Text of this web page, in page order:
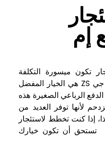
إم
تكون ميسورة التكلفة
وممتعة على الطريق، فإن ام جي ZS هي الخيار المفضل
الرباعي الصغيرة هذه
لأنها توفر العديد من
إذا كنت تخطط لاستئجار
سيارة قريباً، فإن ام جي ZS تستحق أن تكون خيارك